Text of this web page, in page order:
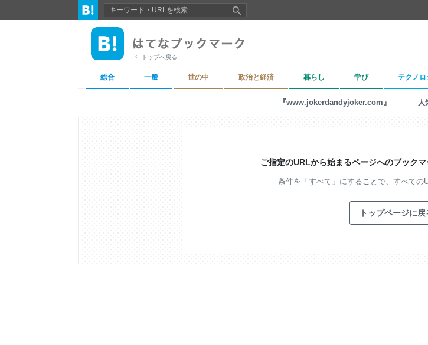
トップへ戻る
総合 一般 世の中 政治と経済 暮らし 学び テクノロ
『www.jokerdandyjoker.com』 人
ご指定のURLから始まるページへのブックマ
条件を「すべて」にすることで、 すべての
トップページに戻